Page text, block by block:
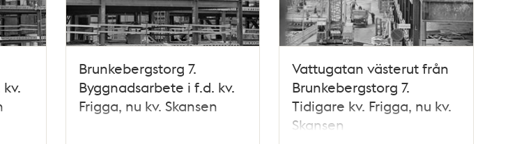
Brunkebergstorg 7.
Byggnadsarbete i f.d. kv.
Frigga, nu kv. Skansen
Vattugatan västerut från
Brunkebergstorg 7.
Tidigare kv. Frigga, nu kv.
Skansen